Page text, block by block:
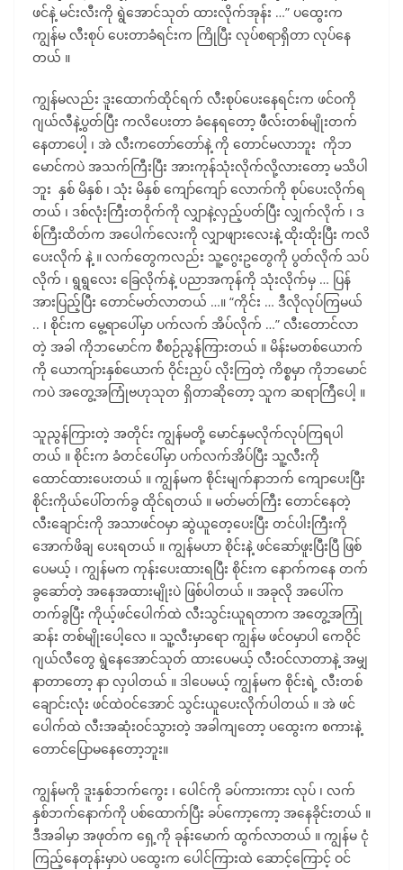
ဖင်နဲ့ မင်းလီးကို ရွဲအောင်သုတ် ထားလိုက်အုန်း …” ပထွေးက
ကျွန်မ လီးစုပ် ပေးတာခံရင်းက ကြိုပြီး လုပ်စရာရှိတာ လုပ်နေ
တယ် ။
ကျွန်မလည်း ဒူးထောက်ထိုင်ရက် လီးစုပ်ပေးနေရင်းက ဖင်ဝကို
ဂျယ်လီနဲ့ပွတ်ပြီး ကလိပေးတာ ခံနေရတော့ ဖီလ်းတစ်မျိုးတက်
နေတာပေါ့ ၊ အဲ လီးကတော်တော်နဲ့ ကို တောင်မလာဘူး ကိုဘ
မောင်ကပဲ အသက်ကြီးပြီး အားကုန်သုံးလိုက်လို့လားတော့ မသိပါ
ဘူး နှစ် မိနှစ် ၊ သုံး မိနှစ် ကျော်ကျော် လောက်ကို စုပ်ပေးလိုက်ရ
တယ် ၊ ဒစ်လုံးကြီးတဝိုက်ကို လျှာနဲ့လှည့်ပတ်ပြီး လျှက်လိုက် ၊ ဒ
စ်ကြီးထိတ်က အပေါက်လေးကို လျှာဖျားလေးနဲ့ ထိုးထိုးပြီး ကလိ
ပေးလိုက် နဲ့ ။ လက်တွေကလည်း သူ့ဂွေးဥတွေကို ပွတ်လိုက် သပ်
လိုက် ၊ ရွရွလေး ခြေလိုက်နဲ့ ပညာအကုန်ကို သုံးလိုက်မှ … ပြန်
အားပြည့်ပြီး တောင်မတ်လာတယ် …။ “ကိုင်း … ဒီလိုလုပ်ကြမယ်
.. ၊ စိုင်းက မွေ့ရာပေါ်မှာ ပက်လက် အိပ်လိုက် …” လီးတောင်လာ
တဲ့ အခါ ကိုဘမောင်က စီစဉ်ညွန်ကြားတယ် ။ မိန်းမတစ်ယောက်
ကို ယောကျ်ားနှစ်ယောက် ဝိုင်းညှပ် လိုးကြတဲ့ ကိစ္စမှာ ကိုဘမောင်
ကပဲ အတွေ့အကြုံဗဟုသုတ ရှိတာဆိုတော့ သူက ဆရာကြီပေါ့ ။
သူညွန်ကြားတဲ့ အတိုင်း ကျွန်မတို့ မောင်နှမလိုက်လုပ်ကြရပါ
တယ် ။ စိုင်းက ခံတင်ပေါ်မှာ ပက်လက်အိပ်ပြီး သူ့လီးကို
ထောင်ထားပေးတယ် ။ ကျွန်မက စိုင်းမျက်နာဘက် ကျောပေးပြီး
စိုင်းကိုယ်ပေါ်တက်ခွ ထိုင်ရတယ် ။ မတ်မတ်ကြီး တောင်နေတဲ့
လီးချောင်းကို အသာဖင်ဝမှာ ဆွဲယူတေ့ပေးပြီး တင်ပါးကြီးကို
အောက်ဖိချ ပေးရတယ် ။ ကျွန်မဟာ စိုင်းနဲ့ ဖင်ဆော်ဖူးပြီးပြီ ဖြစ်
ပေမယ့် ၊ ကျွန်မက ကုန်းပေးထားရပြီး စိုင်းက နောက်ကနေ တက်
ခွဆော်တဲ့ အနေအထားမျိုးပဲ ဖြစ်ပါတယ် ။ အခုလို အပေါ်က
တက်ခွပြီး ကိုယ့်ဖင်ပေါက်ထဲ လီးသွင်းယူရတာက အတွေ့အကြုံ
ဆန်း တစ်မျိုးပေါ့လေ ။ သူ့လီးမှာရော ကျွန်မ ဖင်ဝမှာပါ ကေဝိုင်
ဂျယ်လီတွေ ရွဲနေအောင်သုတ် ထားပေမယ့် လီးဝင်လာတာနဲ့ အမျှ
နာတာတော့ နာ လှပါတယ် ။ ဒါပေမယ့် ကျွန်မက စိုင်းရဲ့ လီးတစ်
ချောင်းလုံး ဖင်ထဲဝင်အောင် သွင်းယူပေးလိုက်ပါတယ် ။ အဲ ဖင်
ပေါက်ထဲ လီးအဆုံးဝင်သွားတဲ့ အခါကျတော့ ပထွေးက စကားနဲ့
တောင်ပြောမနေတော့ဘူး။
ကျွန်မကို ဒူးနှစ်ဘက်ကွေး ၊ ပေါင်ကို ခပ်ကားကား လုပ် ၊ လက်
နှစ်ဘက်နောက်ကို ပစ်ထောက်ပြီး ခပ်ကော့ကော့ အနေခိုင်းတယ် ။
ဒီအခါမှာ အဖုတ်က ရှေ့ကို ခုန်းမောက် ထွက်လာတယ် ။ ကျွန်မ ငုံ
ကြည့်နေတုန်းမှာပဲ ပထွေးက ပေါင်ကြားထဲ ဆောင့်ကြောင့် ဝင်